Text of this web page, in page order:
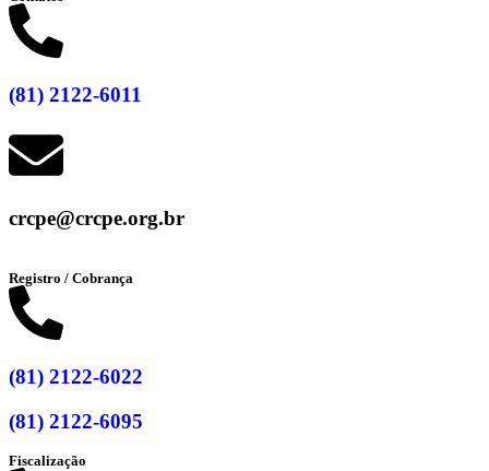
(81) 2122-6011
crcpe@crcpe.org.br
Registro / Cobrança
(81) 2122-6022
(81) 2122-6095
Fiscalização